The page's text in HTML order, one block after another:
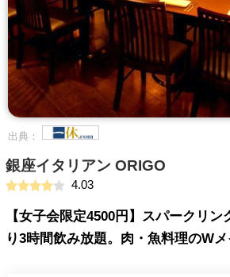
出典：
銀座イタリアン ORIGO
4.03
【女子会限定4500円】スパークリ
り3時間飲み放題。肉・魚料理のW